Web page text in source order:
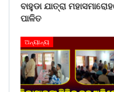
ବାହୁଡା ଯାତ୍ରା
ପାଳିତ
ଅନ୍ୟାନ୍ୟ